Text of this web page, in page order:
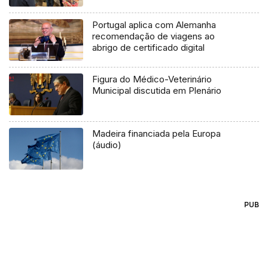
Portugal aplica com Alemanha
recomendação de viagens ao
abrigo de certificado digital
Figura do Médico-Veterinário
Municipal discutida em Plenário
Madeira financiada pela Europa
(áudio)
PUB